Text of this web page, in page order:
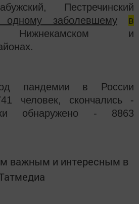
Пестречинский
заболевшему
в
и
пандемии в России
человек, скончались -
обнаружено - 8863
важным и интересным в